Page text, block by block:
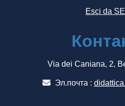
Esci da
Via dei Caniana, 2,
Эл.почта :